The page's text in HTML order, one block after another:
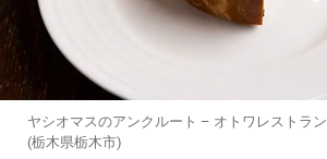
ヤシオマスのアンクルート – オトワレストラン
(栃木県栃木市)